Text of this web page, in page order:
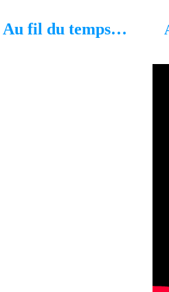
Au fil du temps… As